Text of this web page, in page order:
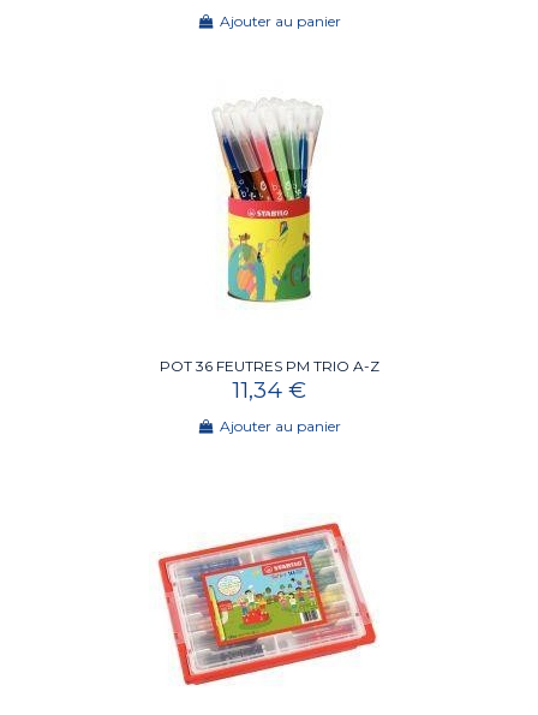
Ajouter au panier
POT 36 FEUTRES PM TRIO A-Z
11,34 €
Ajouter au panier